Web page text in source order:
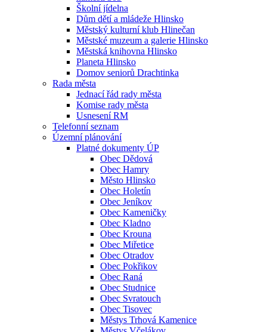
Školní jídelna
Dům dětí a mládeže Hlinsko
Městský kulturní klub Hlinečan
Městské muzeum a galerie Hlinsko
Městská knihovna Hlinsko
Planeta Hlinsko
Domov seniorů Drachtinka
Rada města
Jednací řád rady města
Komise rady města
Usnesení RM
Telefonní seznam
Územní plánování
Platné dokumenty ÚP
Obec Dědová
Obec Hamry
Město Hlinsko
Obec Holetín
Obec Jeníkov
Obec Kameničky
Obec Kladno
Obec Krouna
Obec Miřetice
Obec Otradov
Obec Pokřikov
Obec Raná
Obec Studnice
Obec Svratouch
Obec Tisovec
Městys Trhová Kamenice